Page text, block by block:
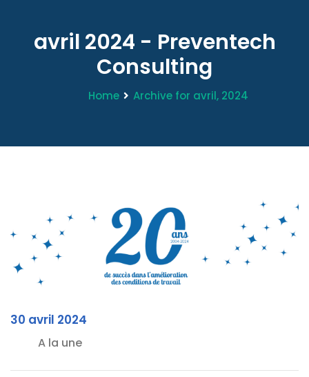
avril 2024 - Preventech
Consulting
Home Archive for avril, 2024
30 avril 2024
A la une